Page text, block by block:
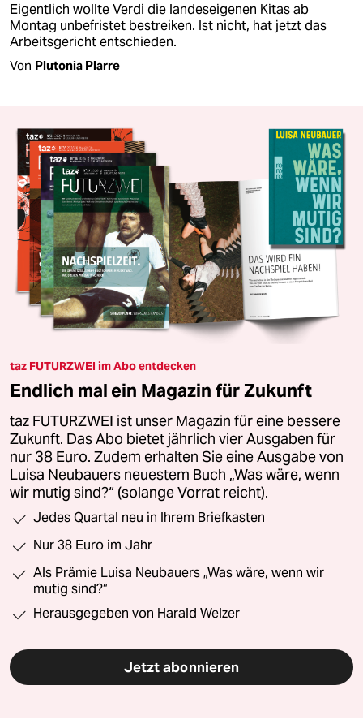
Eigentlich wollte Verdi die landeseigenen Kitas ab
Montag unbefristet bestreiken. Ist nicht, hat jetzt das
Arbeitsgericht entschieden.
Von Plutonia Plarre
taz FUTURZWEI im Abo entdecken
Endlich mal ein Magazin für Zukunft
taz FUTURZWEI ist unser Magazin für eine bessere
Zukunft. Das Abo bietet jährlich vier Ausgaben für
nur 38 Euro. Zudem erhalten Sie eine Ausgabe von
Luisa Neubauers neuestem Buch „Was wäre, wenn
wir mutig sind?“ (solange Vorrat reicht).
Jedes Quartal neu in Ihrem Briefkasten
Nur 38 Euro im Jahr
Als Prämie Luisa Neubauers „Was wäre, wenn wir
mutig sind?“
Herausgegeben von Harald Welzer
Jetzt abonnieren